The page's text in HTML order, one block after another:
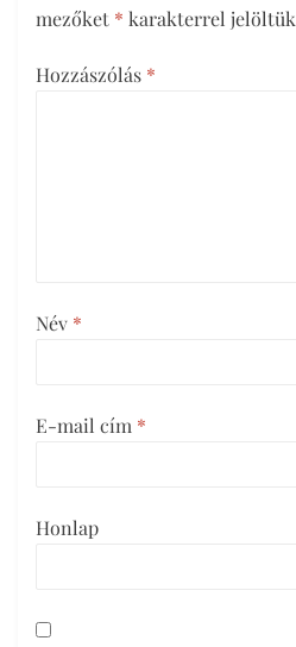
mezőket * karakterrel jelöltük
Hozzászólás *
Név *
E-mail cím *
Honlap